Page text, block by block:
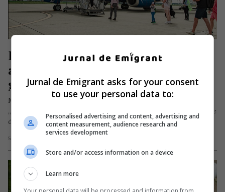
Blue Air, promoție la biletele de
avion: „Cumperi 1, primești 1
gratuit”
Miercuri, 13 octombrie 2021, Blue Air desfășoară promoția
„Cumperi 1, primești 1 Gratuit” pentru toate zborurile cu date
de călătorie…
Scris de Daniela Stoica
Jurnal de Emigrant asks for your consent
to use your personal data to:
Personalised advertising and content, advertising and
content measurement, audience research and
services development
Store and/or access information on a device
Learn more